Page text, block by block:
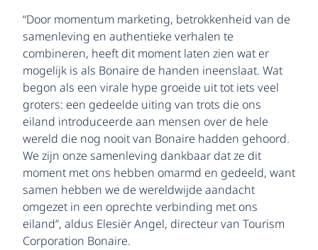
“Door momentum marketing, betrokkenheid van de
samenleving en authentieke verhalen te
combineren, heeft dit moment laten zien wat er
mogelijk is als Bonaire de handen ineenslaat. Wat
begon als een virale hype groeide uit tot iets veel
groters: een gedeelde uiting van trots die ons
eiland introduceerde aan mensen over de hele
wereld die nog nooit van Bonaire hadden gehoord.
We zijn onze samenleving dankbaar dat ze dit
moment met ons hebben omarmd en gedeeld, want
samen hebben we de wereldwijde aandacht
omgezet in een oprechte verbinding met ons
eiland”, aldus Elesiër Angel, directeur van Tourism
Corporation Bonaire.